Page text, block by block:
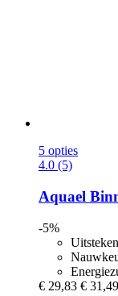
5 opties
4.0 (5)
Aquael
-5%
€ 29,83 € 31,49